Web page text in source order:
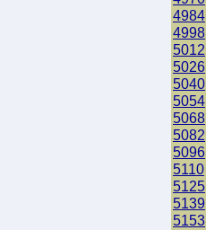
4984
4998
5012
5026
5040
5054
5068
5082
5096
5110
5125
5139
5153